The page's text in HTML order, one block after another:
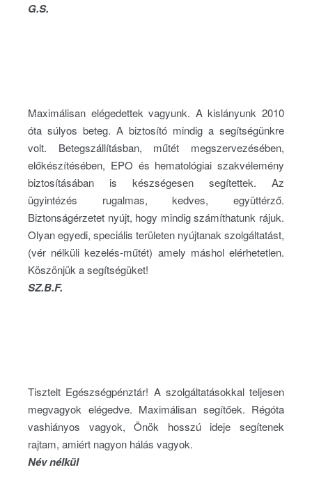
G.S.
Maximálisan elégedettek vagyunk. A kislányunk 2010
óta súlyos beteg. A biztosító mindig a segítségünkre
volt. Betegszállításban, műtét megszervezésében,
előkészítésében, EPO és hematológiai szakvélemény
biztosításában is készségesen segítettek. Az
ügyintézés rugalmas, kedves, együttérző.
Biztonságérzetet nyújt, hogy mindig számíthatunk rájuk.
Olyan egyedi, speciális területen nyújtanak szolgáltatást,
(vér nélküli kezelés-műtét) amely máshol elérhetetlen.
Köszönjük a segítségüket!
SZ.B.F.
Tisztelt Egészségpénztár! A szolgáltatásokkal teljesen
megvagyok elégedve. Maximálisan segítőek. Régóta
vashiányos vagyok, Önök hosszú ideje segítenek
rajtam, amiért nagyon hálás vagyok.
Név nélkül